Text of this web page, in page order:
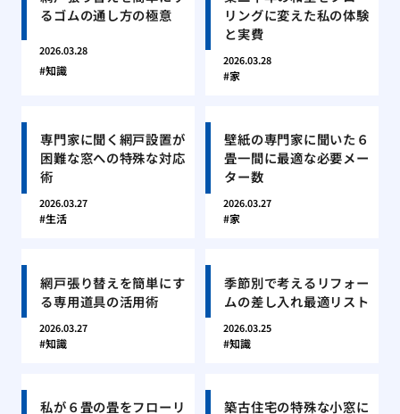
るゴムの通し方の極意
2026.03.28
知識
リングに変えた私の体験
と実費
2026.03.28
家
専門家に聞く網戸設置が
困難な窓への特殊な対応
術
2026.03.27
生活
壁紙の専門家に聞いた６
畳一間に最適な必要メー
ター数
2026.03.27
家
網戸張り替えを簡単にす
る専用道具の活用術
2026.03.27
知識
季節別で考えるリフォー
ムの差し入れ最適リスト
2026.03.25
知識
私が６畳の畳をフローリ 築古住宅の特殊な小窓に